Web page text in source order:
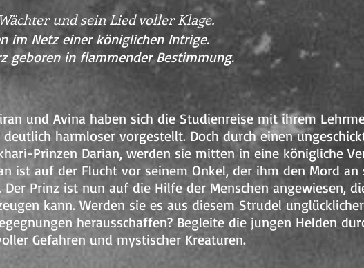
und sein Lied voller Klage.
im Netz einer königlichen Intrige.
geboren in flammender Bestimmung.
und Avina haben sich die Studienreise mit ihrem
deutlich harmloser vorgestellt. Doch durch einen
Prinzen Darian, werden sie mitten in eine königliche
ist auf der Flucht vor seinem Onkel, der ihm den Mord an
Prinz ist nun auf die Hilfe der Menschen angewiesen,
kann. Werden sie es aus diesem Strudel
herausschaffen? Begleite die jungen Helden
Gefahren und mystischer Kreaturen.